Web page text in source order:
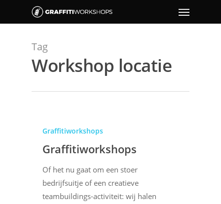
Tag
Workshop locatie
Graffitiworkshops
Graffitiworkshops
Of het nu gaat om een stoer
bedrijfsuitje of een creatieve
teambuildings-activiteit: wij halen